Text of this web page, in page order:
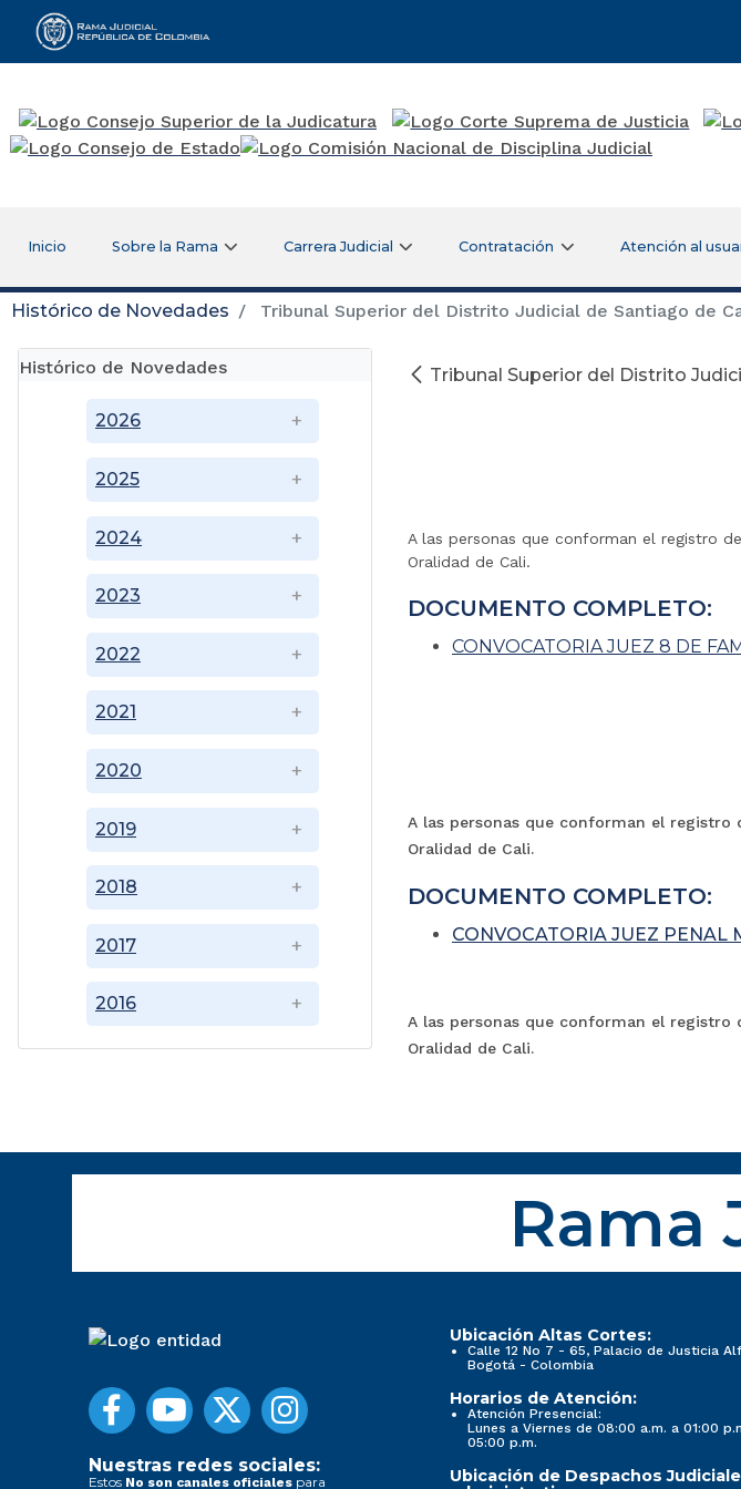
Rama Judicial
Inicio Sobre la Rama Carrera Judicial Contratación Atención al
Histórico de Novedades Tribunal Superior del Distrito Judicial de Santiago de
Histórico de Novedades
2016
2017
2018
2019
2020
2021
2022
2023
2024
2025
2026
Tribunal Superior del Distrito
A las personas que conforman el registro
Oralidad de Cali.
DOCUMENTO COMPLETO:
CONVOCATORIA JUEZ 8 DE
A las personas que conforman el registro
Oralidad de Cali.
DOCUMENTO COMPLETO:
CONVOCATORIA JUEZ PENAL
A las personas que conforman el registro
Oralidad de Cali.
Rama
Nuestras redes sociales:
Estos No son canales oficiales para
Ubicación Altas Cortes:
Calle 12 No 7 - 65, Palacio de Justicia
Bogotá - Colombia
Horarios de Atención:
Atención Presencial:
Lunes a Viernes de 08:00 a.m. a 01:00
05:00 p.m.
Ubicación de Despachos